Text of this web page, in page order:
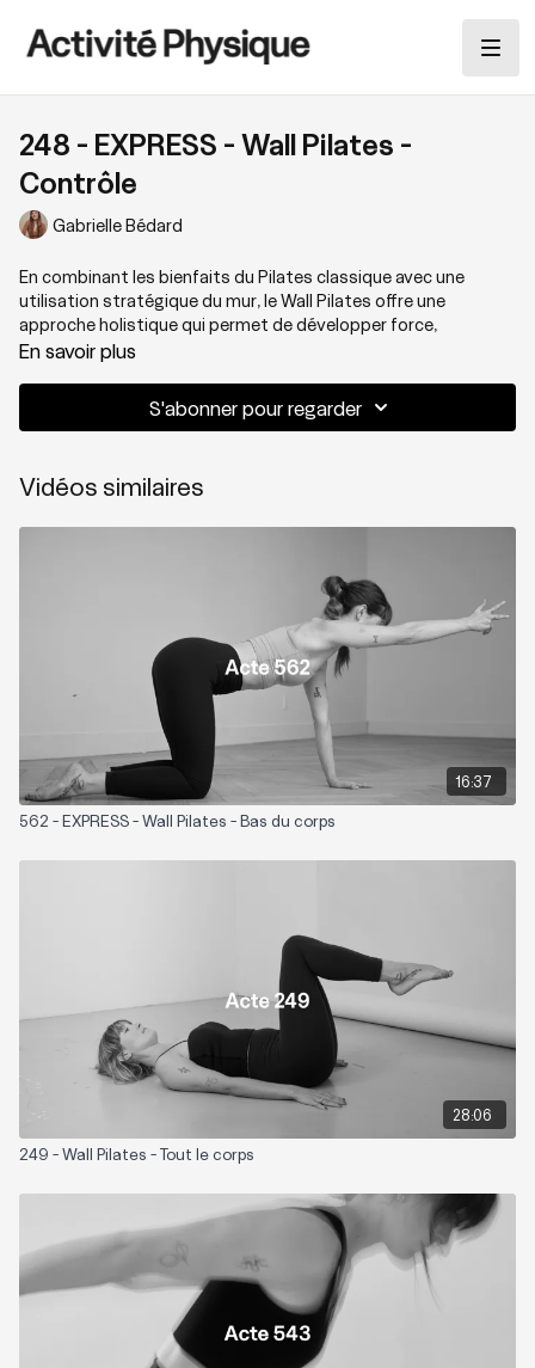
248 - EXPRESS - Wall Pilates -
Contrôle
Gabrielle Bédard
En combinant les bienfaits du Pilates classique avec une
utilisation stratégique du mur, le Wall Pilates offre une
approche holistique qui permet de développer force,
souplesse et équilibre au cours d'un entraînement complet.
manière harmonieuse et efficace.
Zones sollicitées : Jambes, abdominaux, bras, dos
Matériel nécessaire : Mur
Playlist suggérée :Tonique
En savoir plus
S'abonner pour regarder
Vidéos similaires
16:37
562 - EXPRESS - Wall Pilates - Bas du corps
28:06
249 - Wall Pilates - Tout le corps